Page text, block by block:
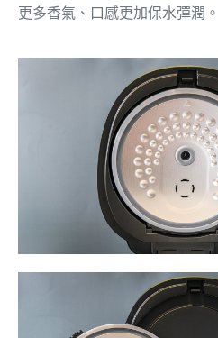
更多香氣、口感更加保水彈潤。